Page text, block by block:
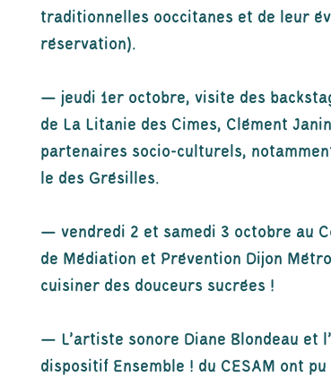
traditionnelles ooccitanes et de leur
réservation).
— jeudi 1er octobre, visite des
de La Litanie des Cimes, Clément
partenaires socio-culturels,
le des Grésilles.
— vendredi 2 et samedi 3 octobre au
de Médiation et Prévention Dijon
cuisiner des douceurs sucrées !
— L'artiste sonore Diane Blondeau et
dispositif Ensemble ! du CESAM ont pu